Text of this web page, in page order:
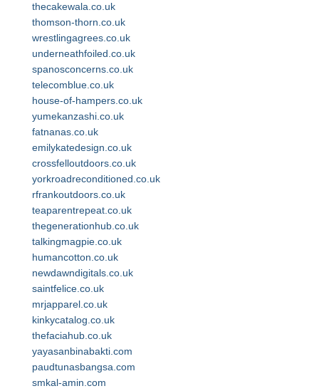
thecakewala.co.uk
thomson-thorn.co.uk
wrestlingagrees.co.uk
underneathfoiled.co.uk
spanosconcerns.co.uk
telecomblue.co.uk
house-of-hampers.co.uk
yumekanzashi.co.uk
fatnanas.co.uk
emilykatedesign.co.uk
crossfelloutdoors.co.uk
yorkroadreconditioned.co.uk
rfrankoutdoors.co.uk
teaparentrepeat.co.uk
thegenerationhub.co.uk
talkingmagpie.co.uk
humancotton.co.uk
newdawndigitals.co.uk
saintfelice.co.uk
mrjapparel.co.uk
kinkycatalog.co.uk
thefaciahub.co.uk
yayasanbinabakti.com
paudtunasbangsa.com
smkal-amin.com